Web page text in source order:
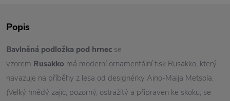
Popis
Bavlněná podložka pod hrnec se
vzorem Rusakko má moderní ornamentální tisk Rusakko, který
navazuje na příběhy z lesa od designérky Aino-Maija Metsola.
(Velký hnědý zajíc, pozorný, ostražitý a připraven ke skoku, se